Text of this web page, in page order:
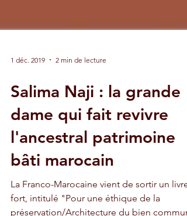
1 déc. 2019 2 min de lecture
Salima Naji : la grande
dame qui fait revivre
l'ancestral patrimoine
bâti marocain
La Franco-Marocaine vient de sortir un livre